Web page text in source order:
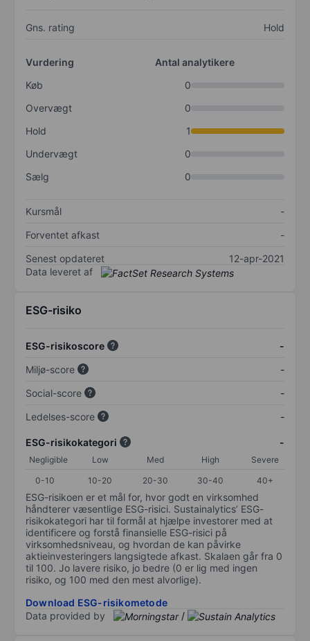
Gns. rating Hold
Vurdering
Antal analytikere
Køb
0
Overvægt
0
Hold
1
Undervægt
0
Sælg
0
Kursmål
-
Forventet afkast
-
Senest opdateret
12-apr-2021
Data leveret af
ESG-risiko
ESG-risikoscore
-
Miljø-score
-
Social-score
-
Ledelses-score
-
ESG-risikokategori -
Negligible Low Med High
Severe
0-10
10-20 20-30 30-40 40+
ESG-risikoen er et mål for, hvor godt en virksomhed
håndterer væsentlige ESG-risici. Sustainalytics’ ESG-
risikokategori har til formål at hjælpe investorer med at
identificere og forstå finansielle ESG-risici på
virksomhedsniveau, og hvordan de kan påvirke
aktieinvesteringers langsigtede afkast. Skalaen går fra 0
til 100. Jo lavere risiko, jo bedre (0 er lig med ingen
risiko, og 100 med den mest alvorlige).
Download ESG-risikometode
Data provided by
/